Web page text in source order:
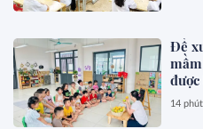
Đề
được
14